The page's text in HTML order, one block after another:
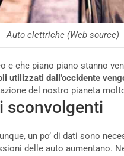
Auto elettriche (Web source)
e che piano piano stanno
utilizzati dall’occidente
del nostro pianeta
sconvolgenti
un po’ di dati sono
delle auto aumentano.